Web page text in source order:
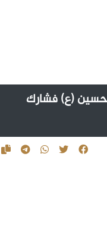
(ع) فشارك